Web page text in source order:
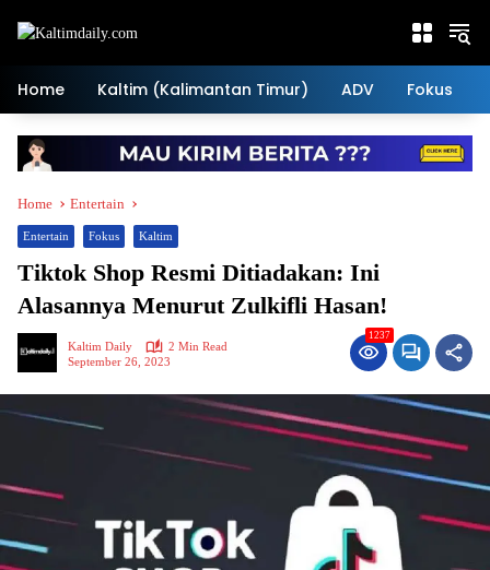
Home Kaltim (Kalimantan Timur) ADV Fokus
Home Entertain
Entertain Fokus Kaltim
Tiktok Shop Resmi Ditiadakan: Ini
Alasannya Menurut Zulkifli Hasan!
Kaltim Daily
2 Min Read
September 26, 2023
1237